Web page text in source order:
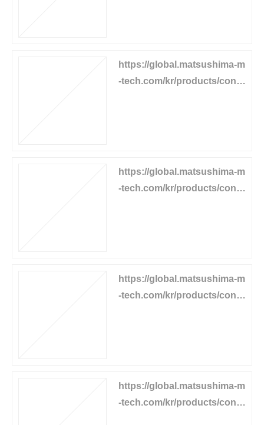
https://global.matsushima-m
-tech.com/kr/products/conv
https://global.matsushima-m
-tech.com/kr/products/conv
https://global.matsushima-m
-tech.com/kr/products/conv
https://global.matsushima-m
-tech.com/kr/products/conv